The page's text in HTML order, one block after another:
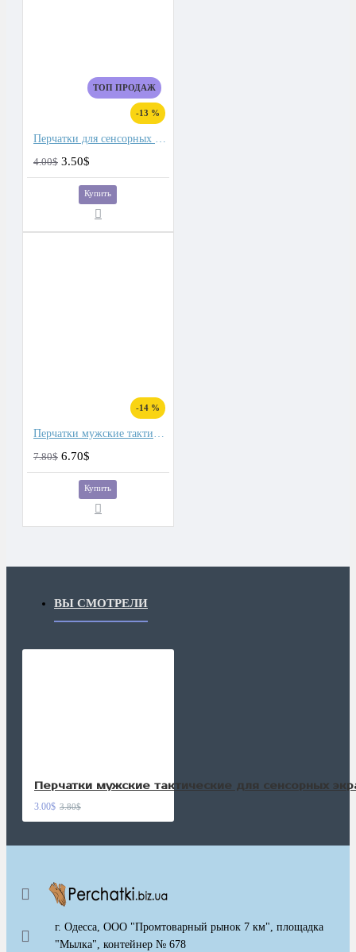
ТОП ПРОДАЖ
-13 %
Перчатки для сенсорных экранов мужские флис, подкладка плюш двойной
4.00$ 3.50$
Купить
-14 %
Перчатки мужские тактические
7.80$ 6.70$
Купить
ВЫ СМОТРЕЛИ
Перчатки мужские тактические для сенсорных
3.00$ 3.80$
г. Одесса, ООО "Промтоварный рынок 7 км", площадка
"Мылка", контейнер № 678